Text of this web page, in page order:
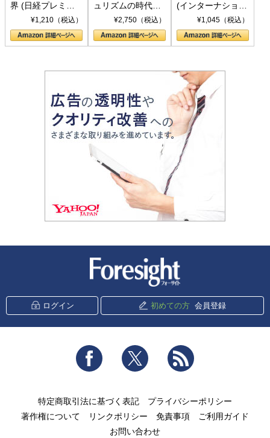
界 (日経プレミア
シリーズ)¥1,210（税込）
ュリズムの時代：
〈ヤヌス〉の二つ
の顔
¥2,750（税込）
(インターナショナ
ル新書)¥1,045（税込）
ログイン 初めての方 会員登録
Facebook Twitter
特定商取引法に基づく表記
プライバシーポリシー
著作権について
リンクポリシー 免責事項
ご利用ガイド
お問い合わせ